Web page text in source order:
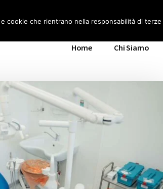
MILANO
Home Chi Siamo
cookie che rientrano nella responsabilità di